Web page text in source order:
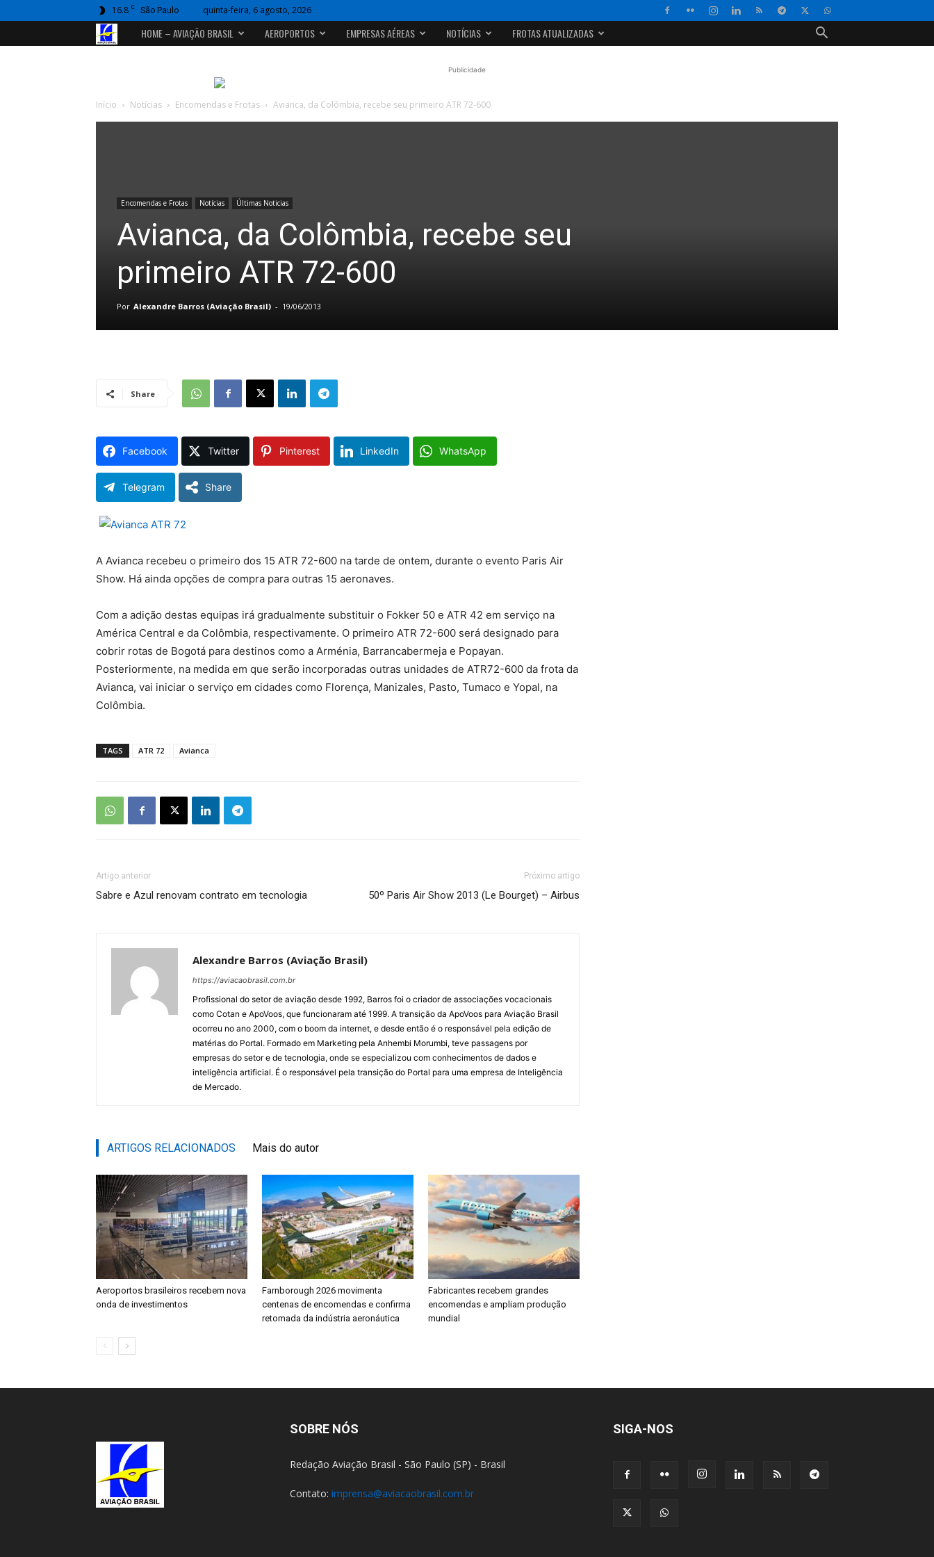
16.8 C São Paulo quinta-feira, 6 agosto, 2026
Portal
HOME – AVIAÇÃO BRASIL AEROPORTOS EMPRESAS AÉREAS NOTÍCIAS FROTAS ATUALIZADAS
Publicidade
Início Notícias Encomendas e Frotas Avianca, da Colômbia, recebe seu primeiro ATR 72-600
Encomendas e Frotas Notícias Últimas Noticias
Avianca, da Colômbia, recebe seu
primeiro ATR 72-600
Por Alexandre Barros (Aviação Brasil) - 19/06/2013
Share
Facebook Twitter Pinterest LinkedIn WhatsApp
Telegram Share
A Avianca recebeu o primeiro dos 15 ATR 72-600 na tarde de ontem, durante o evento Paris Air
Show. Há ainda opções de compra para outras 15 aeronaves.
Com a adição destas equipas irá gradualmente substituir o Fokker 50 e ATR 42 em serviço na
América Central e da Colômbia, respectivamente. O primeiro ATR 72-600 será designado para
cobrir rotas de Bogotá para destinos como a Arménia, Barrancabermeja e Popayan.
Posteriormente, na medida em que serão incorporadas outras unidades de ATR72-600 da frota da
Avianca, vai iniciar o serviço em cidades como Florença, Manizales, Pasto, Tumaco e Yopal, na
Colômbia.
TAGS ATR 72 Avianca
Artigo anterior
Sabre e Azul renovam contrato em tecnologia
Próximo artigo
50º Paris Air Show 2013 (Le Bourget) – Airbus
Alexandre Barros (Aviação Brasil)
https://aviacaobrasil.com.br
Profissional do setor de aviação desde 1992, Barros foi o criador de associações vocacionais
como Cotan e ApoVoos, que funcionaram até 1999. A transição da ApoVoos para Aviação Brasil
ocorreu no ano 2000, com o boom da internet, e desde então é o responsável pela edição de
matérias do Portal. Formado em Marketing pela Anhembi Morumbi, teve passagens por
empresas do setor e de tecnologia, onde se especializou com conhecimentos de dados e
inteligência artificial. É o responsável pela transição do Portal para uma empresa de Inteligência
de Mercado.
ARTIGOS RELACIONADOS Mais do autor
Aeroportos brasileiros recebem nova
onda de investimentos
Farnborough 2026 movimenta
centenas de encomendas e confirma
retomada da indústria aeronáutica
Fabricantes recebem grandes
encomendas e ampliam produção
mundial
SOBRE NÓS
Redação Aviação Brasil - São Paulo (SP) - Brasil
Contato: imprensa@aviacaobrasil.com.br
SIGA-NOS